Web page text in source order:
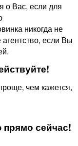
о Вас, если для
никогда не
если Вы
чем кажется,
сейчас!